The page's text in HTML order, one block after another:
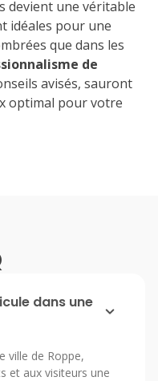
devient une véritable
idéales pour une
que dans les
de
avisés, sauront
optimal pour votre
dans une
ville de Roppe,
et aux visiteurs une